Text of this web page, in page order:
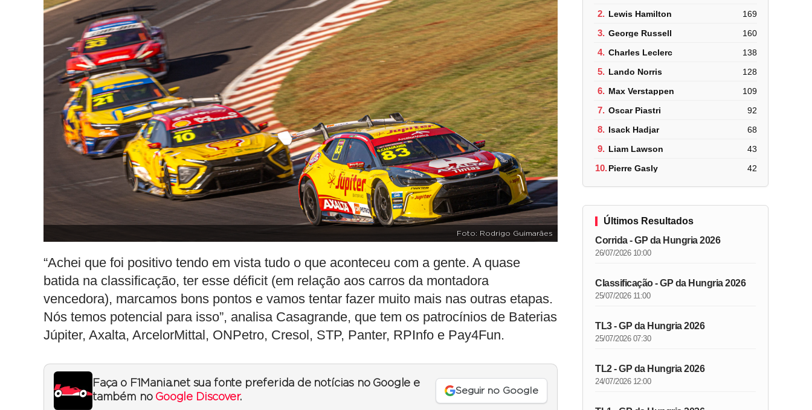
Foto: Rodrigo Guimarães
“Achei que foi positivo tendo em vista tudo o que aconteceu com a gente. A quase
batida na classificação, ter esse déficit (em relação aos carros da montadora
vencedora), marcamos bons pontos e vamos tentar fazer muito mais nas outras etapas.
Nós temos potencial para isso”, analisa Casagrande, que tem os patrocínios de Baterias
Júpiter, Axalta, ArcelorMittal, ONPetro, Cresol, STP, Panter, RPInfo e Pay4Fun.
Faça o F1Mania.net sua fonte preferida de notícias no Google e
também no Google Discover.
Seguir no Google
2. Lewis Hamilton 169
3. George Russell 160
4. Charles Leclerc 138
5. Lando Norris 128
6. Max Verstappen 109
7. Oscar Piastri 92
8. Isack Hadjar 68
9. Liam Lawson 43
10.Pierre Gasly 42
Últimos Resultados
Corrida - GP da Hungria 2026
26/07/2026 10:00
Classificação - GP da Hungria 2026
25/07/2026 11:00
TL3 - GP da Hungria 2026
25/07/2026 07:30
TL2 - GP da Hungria 2026
24/07/2026 12:00